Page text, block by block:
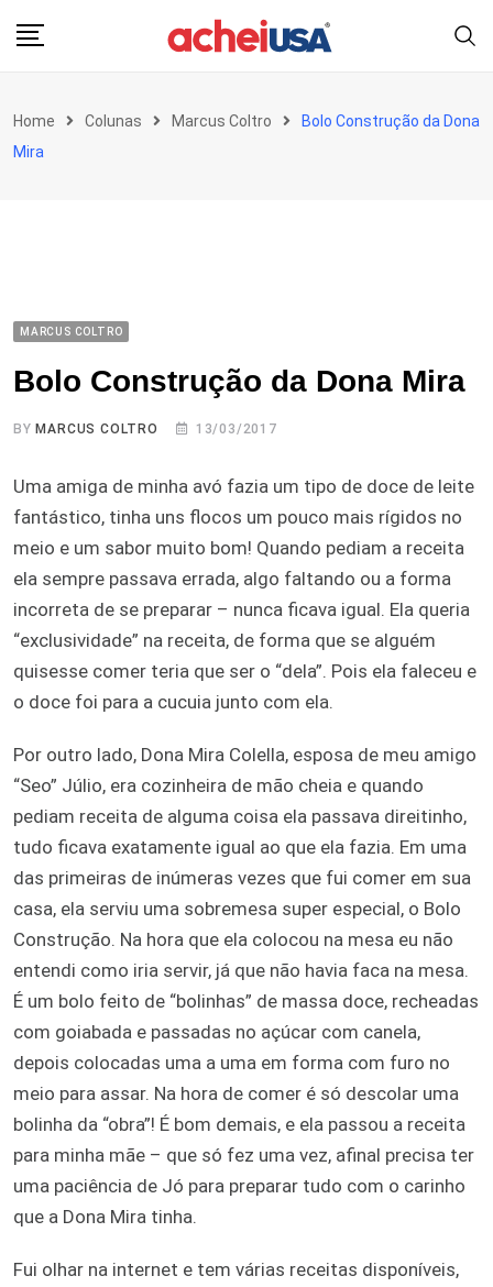
Home Colunas Marcus Coltro
Bolo Construção da Dona
Mira
MARCUS COLTRO
Bolo Construção da Dona Mira
BYMARCUS COLTRO 13/03/2017
Uma amiga de minha avó fazia um tipo de doce de leite
fantástico, tinha uns flocos um pouco mais rígidos no
meio e um sabor muito bom! Quando pediam a receita
ela sempre passava errada, algo faltando ou a forma
incorreta de se preparar – nunca ficava igual. Ela queria
“exclusividade” na receita, de forma que se alguém
quisesse comer teria que ser o “dela”. Pois ela faleceu e
o doce foi para a cucuia junto com ela.
Por outro lado, Dona Mira Colella, esposa de meu amigo
“Seo” Júlio, era cozinheira de mão cheia e quando
pediam receita de alguma coisa ela passava direitinho,
tudo ficava exatamente igual ao que ela fazia. Em uma
das primeiras de inúmeras vezes que fui comer em sua
casa, ela serviu uma sobremesa super especial, o Bolo
Construção. Na hora que ela colocou na mesa eu não
entendi como iria servir, já que não havia faca na mesa.
É um bolo feito de “bolinhas” de massa doce, recheadas
com goiabada e passadas no açúcar com canela,
depois colocadas uma a uma em forma com furo no
meio para assar. Na hora de comer é só descolar uma
bolinha da “obra”! É bom demais, e ela passou a receita
para minha mãe – que só fez uma vez, afinal precisa ter
uma paciência de Jó para preparar tudo com o carinho
que a Dona Mira tinha.
Fui olhar na internet e tem várias receitas disponíveis,